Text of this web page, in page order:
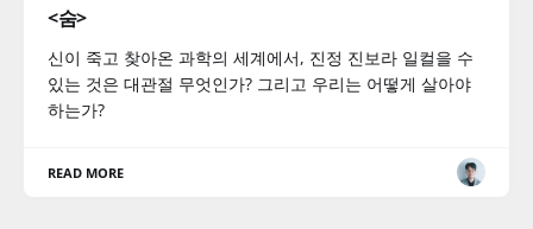
<숨>
신이 죽고 찾아온 과학의 세계에서, 진정 진보라 일컬을 수
있는 것은 대관절 무엇인가? 그리고 우리는 어떻게 살아야
하는가?
READ MORE